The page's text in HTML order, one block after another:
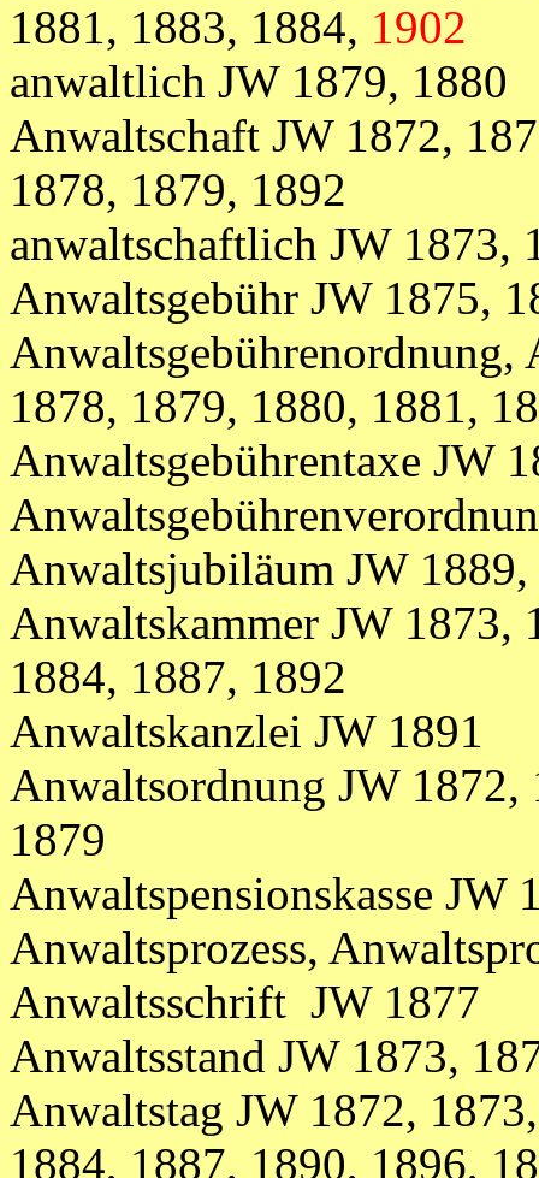
1881, 1883, 1884, 1902
anwaltlich JW 1879, 1880
Anwaltschaft JW 1872,
1878, 1879, 1892
anwaltschaftlich JW 1873,
Anwaltsgebühr JW 1875,
Anwaltsgebührenordnung,
1878, 1879, 1880, 1881,
Anwaltsgebührentaxe JW
Anwaltsjubiläum JW 1889,
Anwaltskammer JW 1873,
1884, 1887, 1892
Anwaltskanzlei JW 1891
Anwaltsordnung JW
1879
Anwaltspensionskasse JW
Anwaltsprozess,
Anwaltsschrift JW 1877
Anwaltsstand JW 1873,
Anwaltstag JW 1872,
1884, 1887, 1890, 1896,